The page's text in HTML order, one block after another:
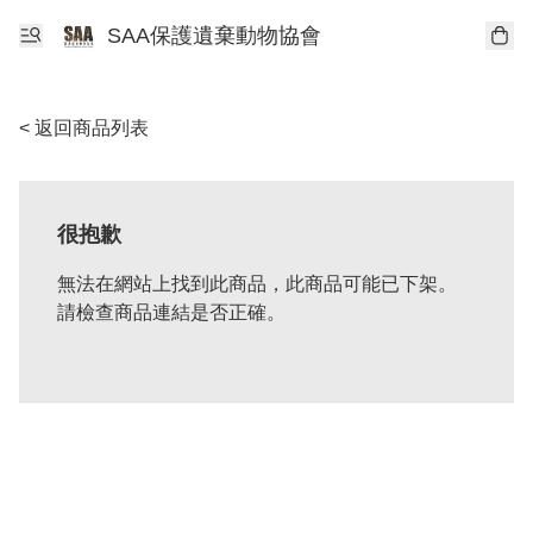
SAA保護遺棄動物協會
< 返回商品列表
很抱歉
無法在網站上找到此商品，此商品可能已下架。
請檢查商品連結是否正確。